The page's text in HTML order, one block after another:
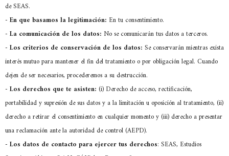
de SEAS.
- En que basamos la legitimación: En tu consentimiento.
- La comunicación de los datos: No se comunicarán tus datos a terceros.
- Los criterios de conservación de los datos: Se conservarán mientras exista
interés mutuo para mantener el fin del tratamiento o por obligación legal. Cuando
dejen de ser necesarios, procederemos a su destrucción.
- Los derechos que te asisten: (i) Derecho de acceso, rectificación,
portabilidad y supresión de sus datos y a la limitación u oposición al tratamiento, (ii)
derecho a retirar el consentimiento en cualquier momento y (iii) derecho a presentar
una reclamación ante la autoridad de control (AEPD).
- Los datos de contacto para ejercer tus derechos: SEAS, Estudios